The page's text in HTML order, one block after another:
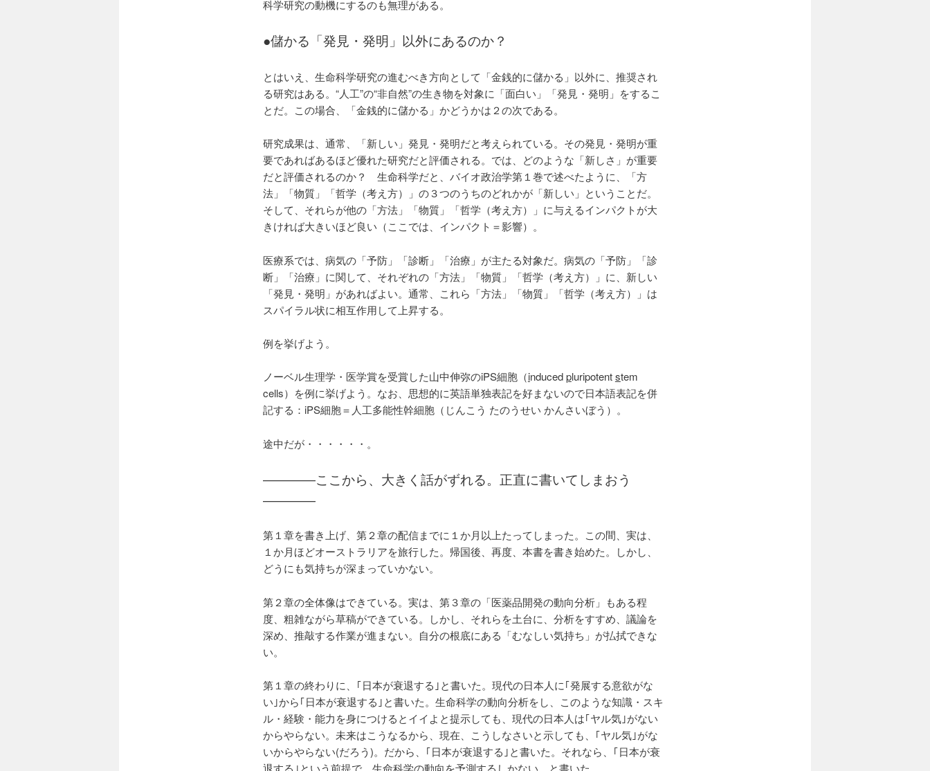
科学研究の動機にするのも無理がある。
●儲かる「発見・発明」以外にあるのか？
とはいえ、生命科学研究の進むべき方向として「金銭的に儲かる」以外に、推奨され
る研究はある。“人工”の“非自然”の生き物を対象に「面白い」「発見・発明」をするこ
とだ。この場合、「金銭的に儲かる」かどうかは２の次である。
研究成果は、通常、「新しい」発見・発明だと考えられている。その発見・発明が重
要であればあるほど優れた研究だと評価される。では、どのような「新しさ」が重要
だと評価されるのか？ 生命科学だと、バイオ政治学第１巻で述べたように、「方
法」「物質」「哲学（考え方）」の３つのうちのどれかが「新しい」ということだ。
そして、それらが他の「方法」「物質」「哲学（考え方）」に与えるインパクトが大
きければ大きいほど良い（ここでは、インパクト＝影響）。
医療系では、病気の「予防」「診断」「治療」が主たる対象だ。病気の「予防」「診
断」「治療」に関して、それぞれの「方法」「物質」「哲学（考え方）」に、新しい
「発見・発明」があればよい。通常、これら「方法」「物質」「哲学（考え方）」は
スパイラル状に相互作用して上昇する。
例を挙げよう。
ノーベル生理学・医学賞を受賞した山中伸弥のiPS細胞（inducedpluripotentstem
cells）を例に挙げよう。なお、思想的に英語単独表記を好まないので日本語表記を併
記する：iPS細胞­＝人工多能性幹細胞（じんこう たのうせい かんさいぼう）。
途中だが・・・・・・。
――――ここから、大きく話がずれる。正直に書いてしまおう
――――
第１章を書き上げ、第２章の配信までに１か月以上たってしまった。この間、実は、
１か月ほどオーストラリアを旅行した。帰国後、再度、本書を書き始めた。しかし、
どうにも気持ちが深まっていかない。
第２章の全体像はできている。実は、第３章の「医薬品開発の動向分析」もある程
度、粗雑ながら草稿ができている。しかし、それらを土台に、分析をすすめ、議論を
深め、推敲する作業が進まない。自分の根底にある「むなしい気持ち」が払拭できな
い。
第１章の終わりに、｢日本が衰退する｣と書いた。現代の日本人に｢発展する意欲がな
い｣から｢日本が衰退する｣と書いた。生命科学の動向分析をし、このような知識・スキ
ル・経験・能力を身につけるとイイよと提示しても、現代の日本人は｢ヤル気｣がない
からやらない。未来はこうなるから、現在、こうしなさいと示しても、｢ヤル気｣がな
いからやらない(だろう)。だから、｢日本が衰退する｣と書いた。それなら、｢日本が衰
退する｣という前提で、生命科学の動向を予測するしかない、と書いた。